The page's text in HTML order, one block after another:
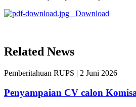
Download
Related News
Pemberitahuan RUPS | 2 Juni 2026
Penyampaian CV calon